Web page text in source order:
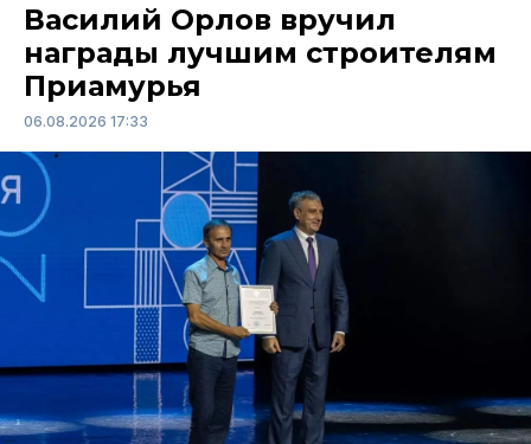
Василий Орлов вручил
награды лучшим строителям
Приамурья
06.08.2026 17:33